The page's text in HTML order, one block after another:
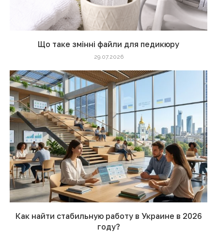
Що таке змінні файли для педикюру
29.07.2026
Как найти стабильную работу в Украине в 2026
году?